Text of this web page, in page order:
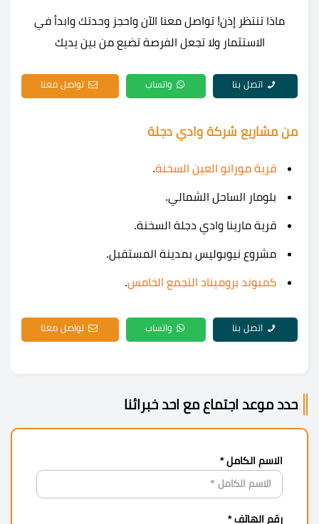
ماذا تنتظر إذن! تواصل معنا الآن واحجز وحدتك وابدأ في
الاستثمار ولا تجعل الفرصة تضيع من بين يديك
اتصل بنا واتساب تواصل معنا
من مشاريع شركة وادي دجلة
قرية مورانو العين السخنة.
بلومار الساحل الشمالي.
قرية مارينا وادي دجلة السخنة.
مشروع نيوبوليس بمدينة المستقبل.
كمبوند بروميناد التجمع الخامس.
اتصل بنا واتساب تواصل معنا
حدد موعد اجتماع مع احد خبرائنا
الاسم الكامل *
رقم الهاتف *